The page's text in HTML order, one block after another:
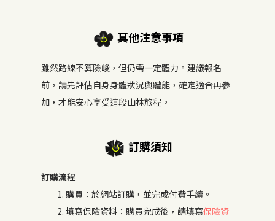
其他注意事項
雖然路線不算險峻，但仍需一定體力。建議報名
前，請先評估自身身體狀況與體能，確定適合再參
加，才能安心享受這段山林旅程。
訂購須知
訂購流程
購買：於網站訂購，並完成付費手續。
填寫保險資料：購買完成後，請填寫保險資